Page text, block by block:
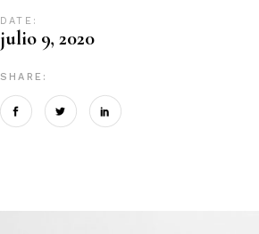
DATE:
julio 9, 2020
SHARE: